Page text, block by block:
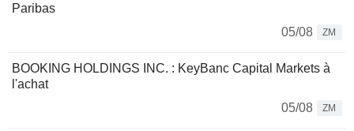
Paribas
05/08
ZM
BOOKING HOLDINGS INC. : KeyBanc Capital Markets à
l'achat
05/08
ZM